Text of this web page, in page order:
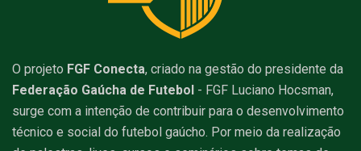
O projeto FGF Conecta, criado na gestão do presidente da
Federação Gaúcha de Futebol - FGF Luciano Hocsman,
surge com a intenção de contribuir para o desenvolvimento
técnico e social do futebol gaúcho. Por meio da realização